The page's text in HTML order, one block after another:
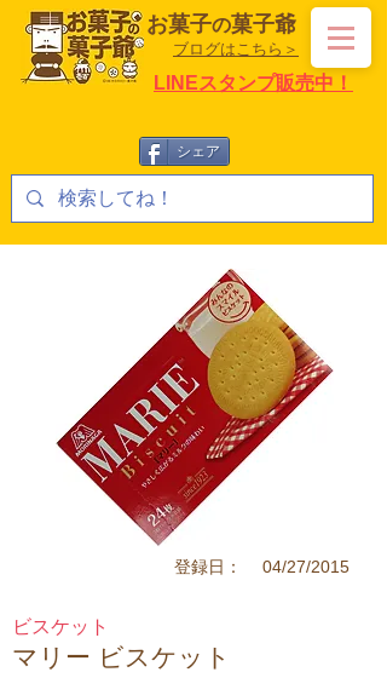
お菓子の菓子爺
ブログはこちら＞
シェア
LINEスタンプ販売中！
登録日： 04/27/2015
ビスケット
マリー ビスケット